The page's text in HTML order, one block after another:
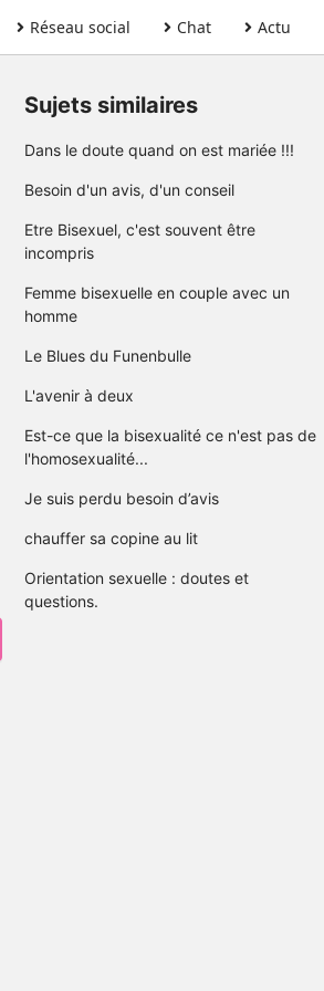
Réseau social Chat Actu
Sujets similaires
Dans le doute quand on est mariée !!!
Besoin d'un avis, d'un conseil
Etre Bisexuel, c'est souvent être
incompris
Femme bisexuelle en couple avec un
homme
Le Blues du Funenbulle
L'avenir à deux
Est-ce que la bisexualité ce n'est pas de
l'homosexualité...
Je suis perdu besoin d’avis
chauffer sa copine au lit
Orientation sexuelle : doutes et
questions.